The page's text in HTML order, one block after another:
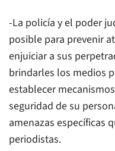
-La policía y el poder
posible para prevenir
enjuiciar a sus
brindarles los medios
establecer
seguridad de su
amenazas específicas
periodistas.